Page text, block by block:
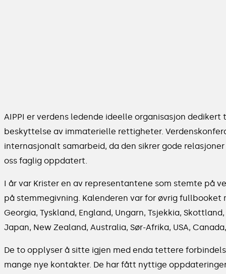
AIPPI er verdens ledende ideelle organisasjon
beskyttelse av immaterielle rettigheter.
internasjonalt samarbeid, da den sikrer gode
oss faglig oppdatert.
I år var Krister en av representantene som stemte på
på stemmegivning. Kalenderen var for øvrig
Georgia, Tyskland, England, Ungarn, Tsjekkia,
Japan, New Zealand, Australia, Sør-Afrika, USA,
De to opplyser å sitte igjen med enda tettere
mange nye kontakter. De har fått nyttige